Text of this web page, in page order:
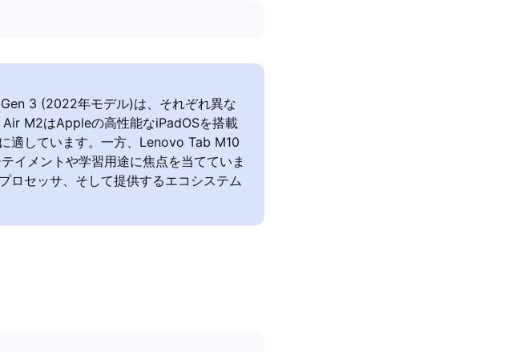
3 (2022年モデル)は、それぞれ異な
M2はAppleの高性能なiPadOSを搭載
適しています。一方、Lenovo Tab M10
イメントや学習用途に焦点を当てていま
ロセッサ、そして提供するエコシステム